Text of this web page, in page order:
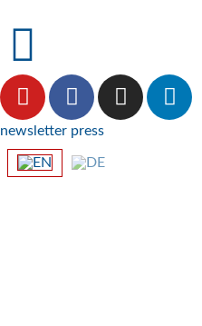
newsletter press